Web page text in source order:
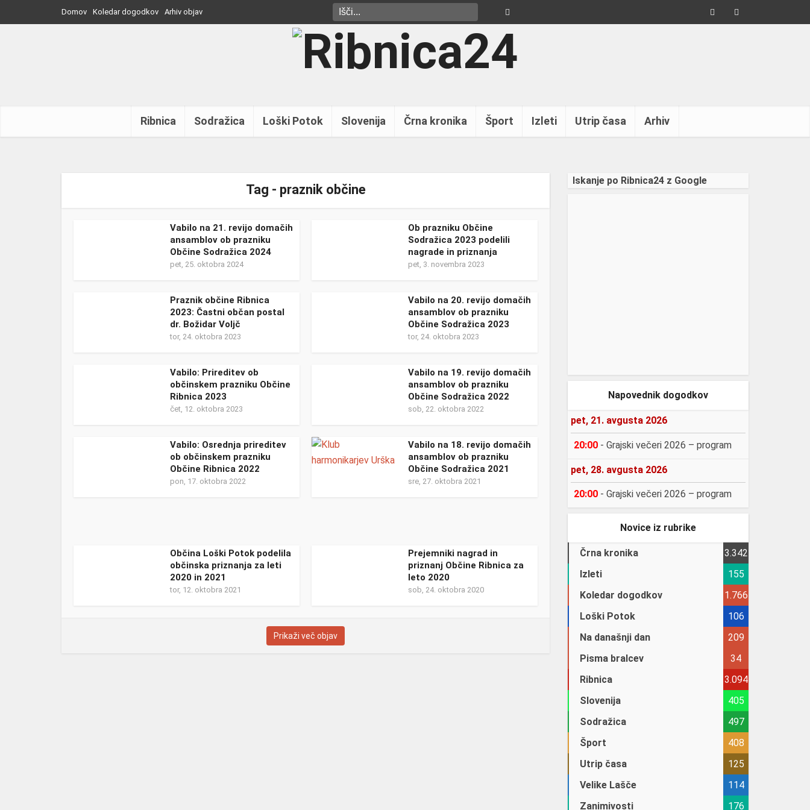
Domov Koledar dogodkov Arhiv objav
Ribnica Sodražica Loški Potok Slovenija Črna kronika Šport Izleti Utrip časa Arhiv
Tag - praznik občine
Vabilo na 21. revijo domačih
ansamblov ob prazniku
Občine Sodražica 2024
pet, 25. oktobra 2024
Ob prazniku Občine
Sodražica 2023 podelili
nagrade in priznanja
pet, 3. novembra 2023
Praznik občine Ribnica
2023: Častni občan postal
dr. Božidar Voljč
tor, 24. oktobra 2023
Vabilo na 20. revijo domačih
ansamblov ob prazniku
Občine Sodražica 2023
tor, 24. oktobra 2023
Vabilo: Prireditev ob
občinskem prazniku Občine
Ribnica 2023
čet, 12. oktobra 2023
Vabilo na 19. revijo domačih
ansamblov ob prazniku
Občine Sodražica 2022
sob, 22. oktobra 2022
Vabilo: Osrednja prireditev
ob občinskem prazniku
Občine Ribnica 2022
pon, 17. oktobra 2022
Vabilo na 18. revijo domačih
ansamblov ob prazniku
Občine Sodražica 2021
sre, 27. oktobra 2021
Občina Loški Potok podelila
občinska priznanja za leti
2020 in 2021
tor, 12. oktobra 2021
Prejemniki nagrad in
priznanj Občine Ribnica za
leto 2020
sob, 24. oktobra 2020
Prikaži več objav
Iskanje po Ribnica24 z Google
Napovednik dogodkov
pet, 21. avgusta 2026
20:00 - Grajski večeri 2026 – program
pet, 28. avgusta 2026
20:00 - Grajski večeri 2026 – program
Novice iz rubrike
Črna kronika
3.342
Izleti
155
Koledar dogodkov
1.766
Loški Potok
106
Na današnji dan
209
Pisma bralcev
34
Ribnica
3.094
Slovenija
405
Sodražica
497
Šport
408
Utrip časa
125
Velike Lašče
114
Zanimivosti
176